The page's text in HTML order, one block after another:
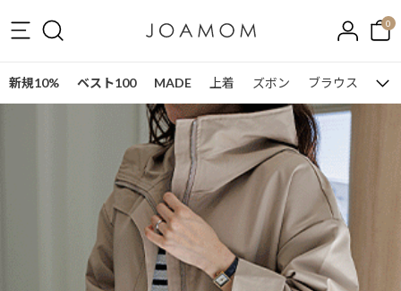
0
新規10% ベスト100 MADE 上着 ズボン ブラウス ワ